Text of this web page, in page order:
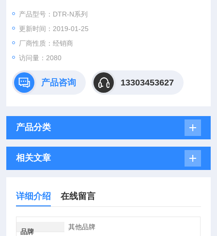
产品型号：DTR-N系列
更新时间：2019-01-25
厂商性质：经销商
访问量：2080
产品咨询 13303453627
产品分类
相关文章
详细介绍 在线留言
品牌
其他品牌